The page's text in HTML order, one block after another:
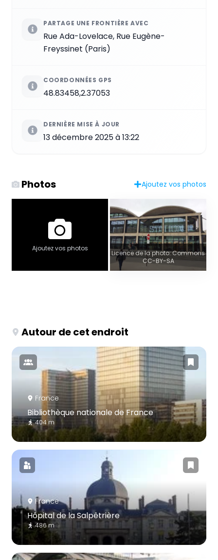
PARTAGE UNE FRONTIÈRE AVEC
Rue Ada-Lovelace, Rue Eugène-
Freyssinet (Paris)
COORDONNÉES GPS
48.83458,2.37053
DERNIÈRE MISE À JOUR
13 décembre 2025 à 13:22
Photos Ajoutez vos photos
Ajoutez vos photos
Licence de la photo: Commons
CC-BY-SA
Autour de cet endroit
France
Bibliothèque nationale de France
404 m
France
Hôpital de la Salpêtrière
486 m